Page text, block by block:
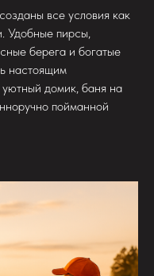
все условия как
Удобные пирсы,
берега и богатые
настоящим
домик, баня на
пойманной